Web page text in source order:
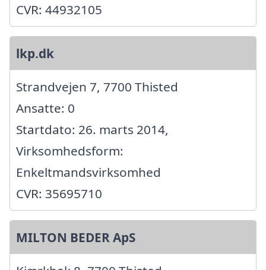
CVR: 44932105
lkp.dk
Strandvejen 7, 7700 Thisted
Ansatte: 0
Startdato: 26. marts 2014,
Virksomhedsform:
Enkeltmandsvirksomhed
CVR: 35695710
MILTON BEDER ApS